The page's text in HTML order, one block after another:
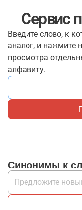
Сервис
Введите слово, к
аналог, и нажмите
просмотра
алфавиту.
Синонимы к